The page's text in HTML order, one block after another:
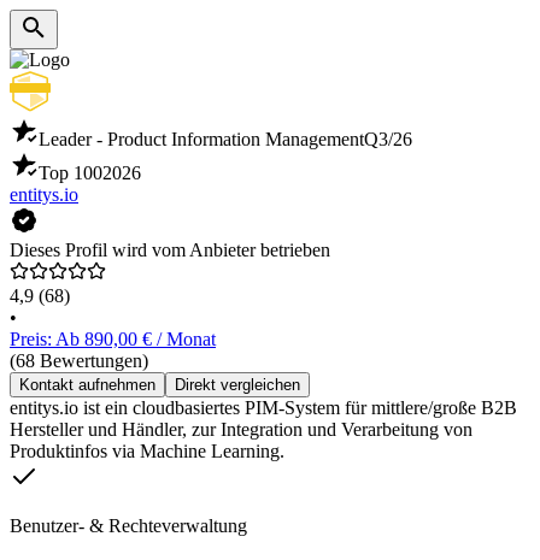
Leader - Product Information ManagementQ3/26
Top 1002026
entitys.io
Dieses Profil wird vom Anbieter betrieben
4,9 (68)
•
Preis: Ab 890,00 € / Monat
(68 Bewertungen)
Kontakt aufnehmen Direkt vergleichen
entitys.io ist ein cloudbasiertes PIM-System für mittlere/große B2B
Hersteller und Händler, zur Integration und Verarbeitung von
Produktinfos via Machine Learning.
Benutzer- & Rechteverwaltung